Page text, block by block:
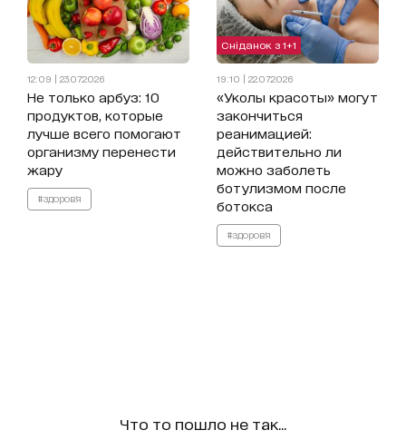
12:09 | 23.07.2026
Не только арбуз: 10
продуктов, которые
лучше всего помогают
организму перенести
жару
#здоров'я
Сніданок з 1+1
19:10 | 22.07.2026
«Уколы красоты» могут
закончиться
реанимацией:
действительно ли
можно заболеть
ботулизмом после
ботокса
#здоров'я
Что то пошло не так...